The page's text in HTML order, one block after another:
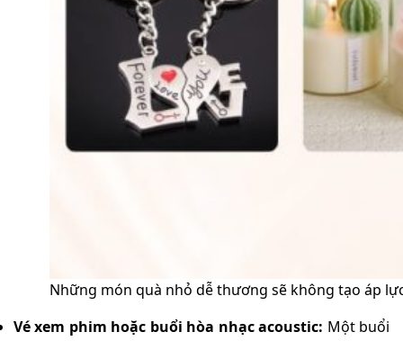
Những món quà nhỏ dễ thương sẽ không tạo áp
Vé xem phim hoặc buổi hòa nhạc acoustic: Một buổi